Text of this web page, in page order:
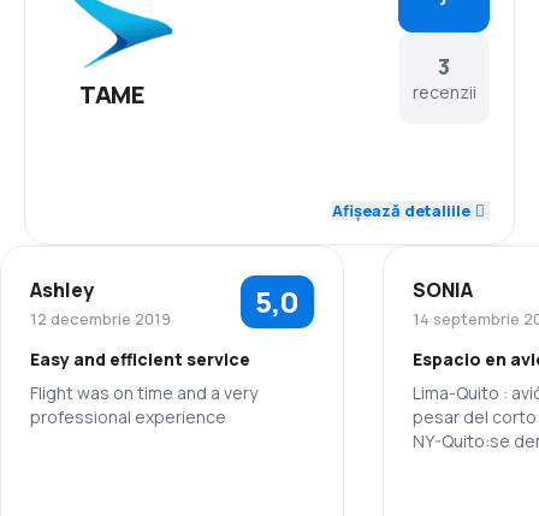
TAME
3
recenzii
Rețeaua de conexiuni 3,0
Prețul biletelor 3,5
Confort în timpul călătoriei 3,5
Afișează detaliile
Ashley
12 decembrie 2019 5,0
Easy and efficient service
Flight was on time and a very
professional experience
SONIA
14 septembrie
Espacio en
Lima-Quito :
pesar del
NY-Quito:se